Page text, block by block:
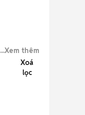
...Xem thêm
Xoá
lọc